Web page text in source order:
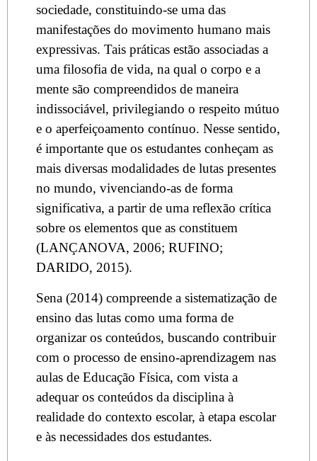
sociedade, constituindo-se uma das
manifestações do movimento humano mais
expressivas. Tais práticas estão associadas a
uma filosofia de vida, na qual o corpo e a
mente são compreendidos de maneira
indissociável, privilegiando o respeito mútuo
e o aperfeiçoamento contínuo. Nesse sentido,
é importante que os estudantes conheçam as
mais diversas modalidades de lutas presentes
no mundo, vivenciando-as de forma
significativa, a partir de uma reflexão crítica
sobre os elementos que as constituem
(LANÇANOVA, 2006; RUFINO;
DARIDO, 2015).
Sena (2014) compreende a sistematização de
ensino das lutas como uma forma de
organizar os conteúdos, buscando contribuir
com o processo de ensino-aprendizagem nas
aulas de Educação Física, com vista a
adequar os conteúdos da disciplina à
realidade do contexto escolar, à etapa escolar
e às necessidades dos estudantes.